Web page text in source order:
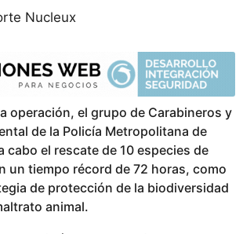
Nucleux
operación, el grupo de Carabineros y
de la Policía Metropolitana de
cabo el rescate de 10 especies de
un tiempo récord de 72 horas, como
de protección de la biodiversidad
animal.